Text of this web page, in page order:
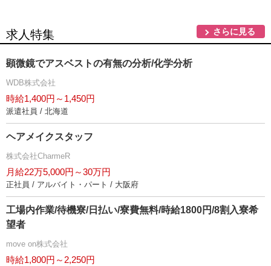
求人特集 さらに見る
顕微鏡でアスベストの有無の分析/化学分析
WDB株式会社
時給1,400円～1,450円
派遣社員 / 北海道
ヘアメイクスタッフ
株式会社CharmeR
月給22万5,000円～30万円
正社員 / アルバイト・パート / 大阪府
工場内作業/待機寮/日払い/寮費無料/時給1800円/8割入寮希
望者
move on株式会社
時給1,800円～2,250円